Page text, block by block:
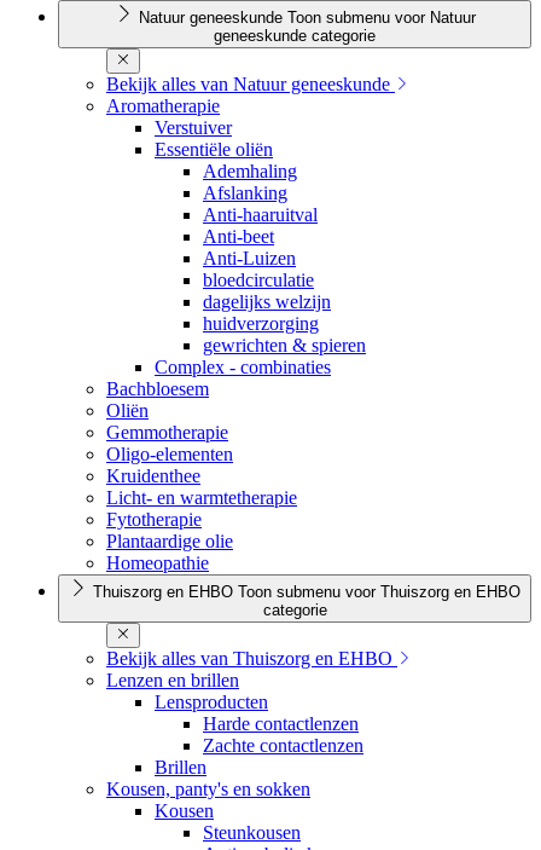
Natuur geneeskunde Toon submenu voor Natuur
geneeskunde categorie
Bekijk alles van Natuur geneeskunde
Aromatherapie
Verstuiver
Essentiële oliën
Ademhaling
Afslanking
Anti-haaruitval
Anti-beet
Anti-Luizen
bloedcirculatie
dagelijks welzijn
huidverzorging
gewrichten & spieren
Complex - combinaties
Bachbloesem
Oliën
Gemmotherapie
Oligo-elementen
Kruidenthee
Licht- en warmtetherapie
Fytotherapie
Plantaardige olie
Homeopathie
Thuiszorg en EHBO Toon submenu voor Thuiszorg en EHBO
categorie
Bekijk alles van Thuiszorg en EHBO
Lenzen en brillen
Lensproducten
Harde contactlenzen
Zachte contactlenzen
Brillen
Kousen, panty's en sokken
Kousen
Steunkousen